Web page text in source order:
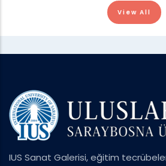
View All
IUS Sanat Galerisi, eğitim